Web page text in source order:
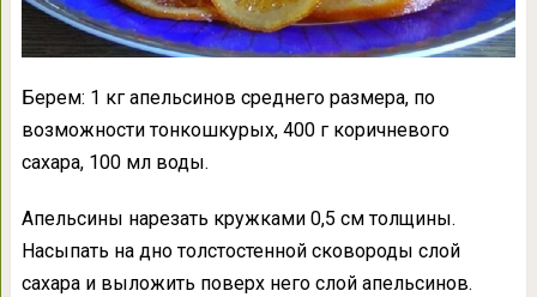
Берем: 1 кг апельсинов среднего размера, по
возможности тонкошкурых, 400 г коричневого
сахара, 100 мл воды.
Апельсины нарезать кружками 0,5 см толщины.
Насыпать на дно толстостенной сковороды слой
сахара и выложить поверх него слой апельсинов.